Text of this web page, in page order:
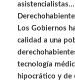
Los Gobiernos
calidad a una
tecnología
hipocrático y de